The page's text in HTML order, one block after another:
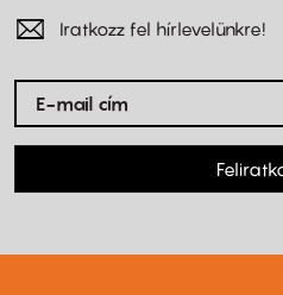
Iratkozz fel hírlevelünkre!